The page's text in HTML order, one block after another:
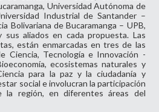
Universidad Autónoma de
Industrial de Santander –
Bolivariana de Bucaramanga – UPB,
sus aliados en cada propuesta. Las
están enmarcadas en tres de las
Ciencia, Tecnología e Innovación -
ecosistemas naturales y
para la paz y la ciudadanía y
social e involucran la participación
la región, en diferentes áreas del